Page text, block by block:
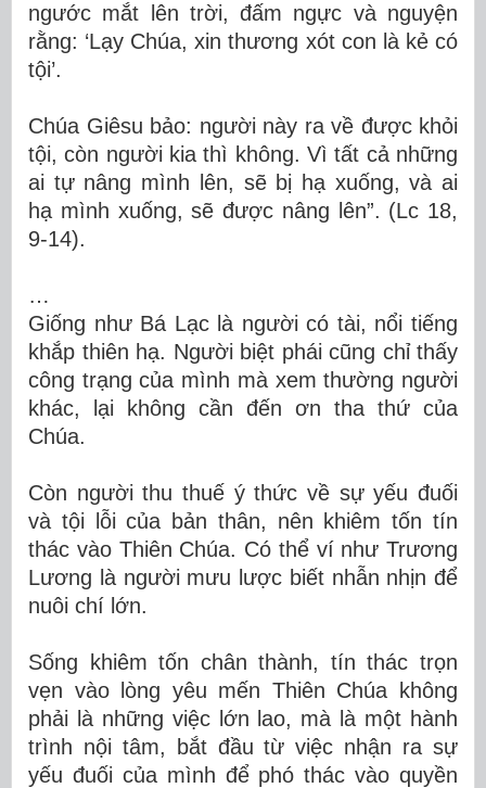
ngước mắt lên trời, đấm ngực và nguyện
rằng: ‘Lạy Chúa, xin thương xót con là kẻ có
tội’.
Chúa Giêsu bảo: người này ra về được khỏi
tội, còn người kia thì không. Vì tất cả những
ai tự nâng mình lên, sẽ bị hạ xuống, và ai
hạ mình xuống, sẽ được nâng lên”. (Lc 18,
9-14).
…
Giống như Bá Lạc là người có tài, nổi tiếng
khắp thiên hạ. Người biệt phái cũng chỉ thấy
công trạng của mình mà xem thường người
khác, lại không cần đến ơn tha thứ của
Chúa.
Còn người thu thuế ý thức về sự yếu đuối
và tội lỗi của bản thân, nên khiêm tốn tín
thác vào Thiên Chúa. Có thể ví như Trương
Lương là người mưu lược biết nhẫn nhịn để
nuôi chí lớn.
Sống khiêm tốn chân thành, tín thác trọn
vẹn vào lòng yêu mến Thiên Chúa không
phải là những việc lớn lao, mà là một hành
trình nội tâm, bắt đầu từ việc nhận ra sự
yếu đuối của mình để phó thác vào quyền